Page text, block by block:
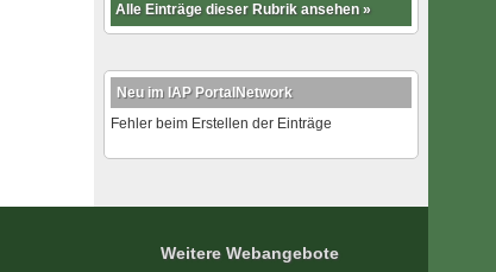
Alle Einträge dieser Rubrik ansehen »
Neu im IAP PortalNetwork
Fehler beim Erstellen der Einträge
Weitere Webangebote